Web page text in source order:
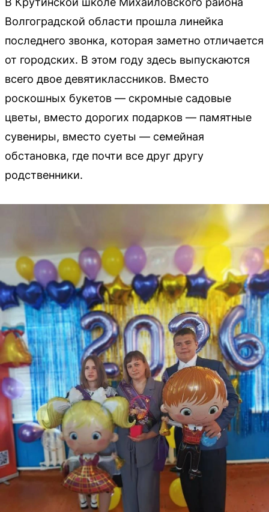
Волгоградской области прошла линейка
последнего звонка, которая заметно отличается
от городских. В этом году здесь выпускаются
всего двое девятиклассников. Вместо
роскошных букетов — скромные садовые
цветы, вместо дорогих подарков — памятные
сувениры, вместо суеты — семейная
обстановка, где почти все друг другу
родственники.